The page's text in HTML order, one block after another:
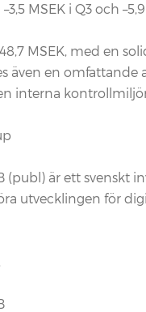
MSEK i Q3 och
MSEK, med en
även en
interna
(publ) är ett svenskt
utvecklingen för